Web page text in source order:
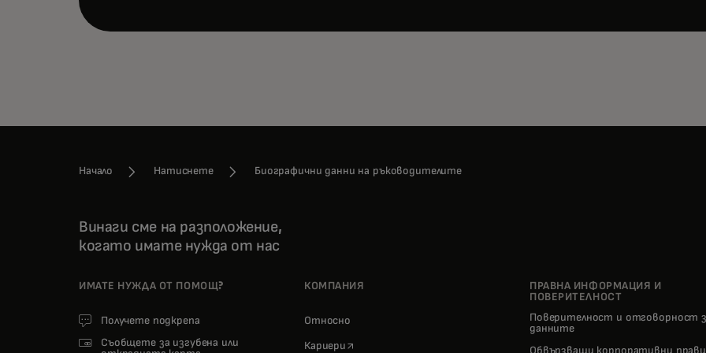
Начало Натиснете Биографични данни на ръководителите
Винаги сме на разположение,
когато имате нужда от нас
ИМАТЕ НУЖДА ОТ ПОМОЩ?
Получете подкрепа
Съобщете за изгубена или
КОМПАНИЯ
Относно
Кариери opens in a new tab
ПРАВНА ИНФОРМАЦИЯ И
ПОВЕРИТЕЛНОСТ
Поверителност и отговорност
данните
Обвързващи корпоративни